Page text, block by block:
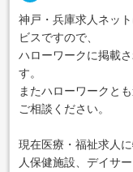
神戸・兵庫求人ネッ
ビスですので、
ハローワークに掲載
す。
またハローワークと
ご相談ください。
現在医療・福祉求人
人保健施設、デイサ